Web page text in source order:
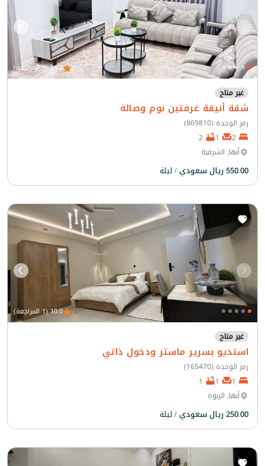
10.0 (1 المراجعة)
غير متاح
شقة أنيقة غرفتين نوم وصالة
رمز الوحدة (869810)
أبها, الشرفية
550.00 ريال سعودي / ليلة
10.0 (1 المراجعة)
غير متاح
استديو بسرير ماستر ودخول ذاتي
رمز الوحدة (165470)
أبها, الربوة
250.00 ريال سعودي / ليلة